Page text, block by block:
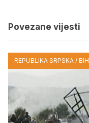
Povezane vijesti
REPUBLIKA SRPSKA / BIH